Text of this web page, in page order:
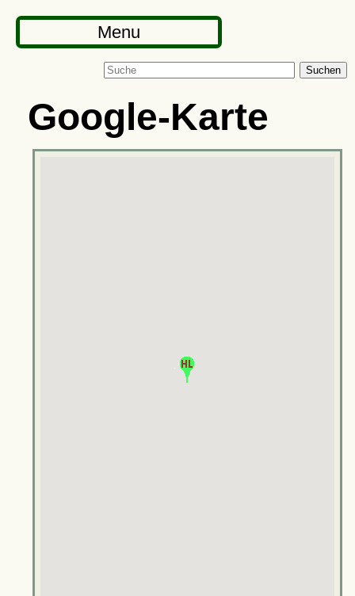
Menu
Suchen
Google-Karte